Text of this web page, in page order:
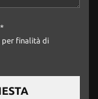
*
per finalità di
utente